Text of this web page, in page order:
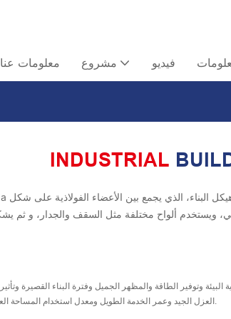
معلومات عنا مشروع فيديو
INDUSTRIAL
العزل الجيد وعمر الخدمة الطويل ومعدل استخدام المساحة العالي والزلزال الجيد الأداء والتخطيط المرن وما إلى ذلك.